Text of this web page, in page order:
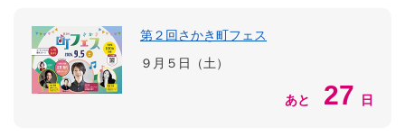
第２回さかき町フェス
９月５日（土）
あと 27 日